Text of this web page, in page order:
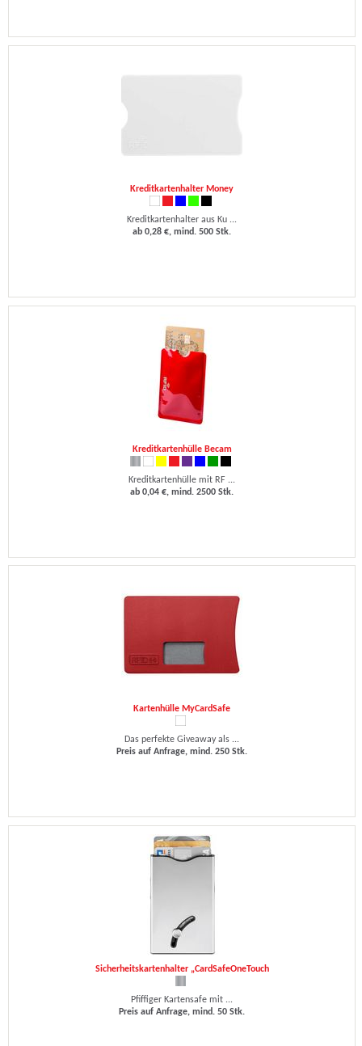
Kreditkartenhalter Money
Kreditkartenhalter aus Ku ...
ab 0,28 €, mind. 500 Stk.
Kreditkartenhülle Becam
Kreditkartenhülle mit RF ...
ab 0,04 €, mind. 2500 Stk.
Kartenhülle MyCardSafe
Das perfekte Giveaway als ...
Preis auf Anfrage, mind. 250 Stk.
Sicherheitskartenhalter „CardSafeOneTouch
Pfiffiger Kartensafe mit ...
Preis auf Anfrage, mind. 50 Stk.